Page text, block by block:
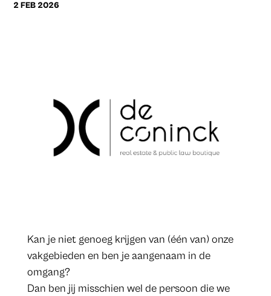
2 FEB 2026
Kan je niet genoeg krijgen van (één van) onze
vakgebieden en ben je aangenaam in de
omgang?
Dan ben jij misschien wel de persoon die we